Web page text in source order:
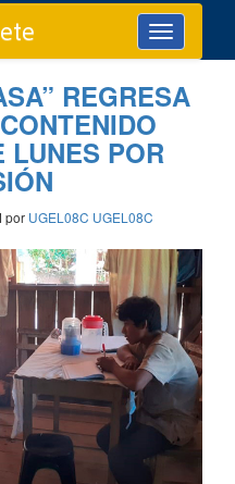
Toggle
navigation
REGRESA
LUNES POR
por UGEL08C UGEL08C